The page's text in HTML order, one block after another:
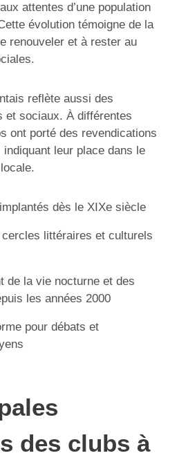
attentes d’une population
évolution témoigne de la
renouveler et à rester au
reflète aussi des
et sociaux. À différentes
ont porté des revendications
leur place dans le
dès le XIXe siècle
cercles littéraires et culturels
de la vie nocturne et des
les années 2000
pour débats et
des clubs à